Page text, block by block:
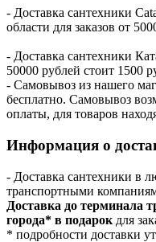
- Доставка сантехники
области для заказов от
- Доставка сантехники
50000 рублей стоит 1500
- Самовывоз из нашего
бесплатно. Самовывоз
оплаты, для товаров
Информация о
- Доставка сантехники в
транспортными
Доставка до терминала
города* в подарок для
* подробности доставки